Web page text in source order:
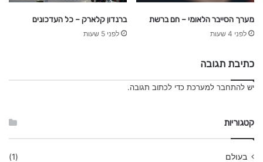
מערך הסייבר הלאומי – חם ברשת
לפני 4 שעות
ברנדון קלארק – כל העדכונים
לפני 5 שעות
כתיבת תגובה
יש להתחבר למערכת כדי לכתוב תגובה.
קטגוריות
בעולם (1)